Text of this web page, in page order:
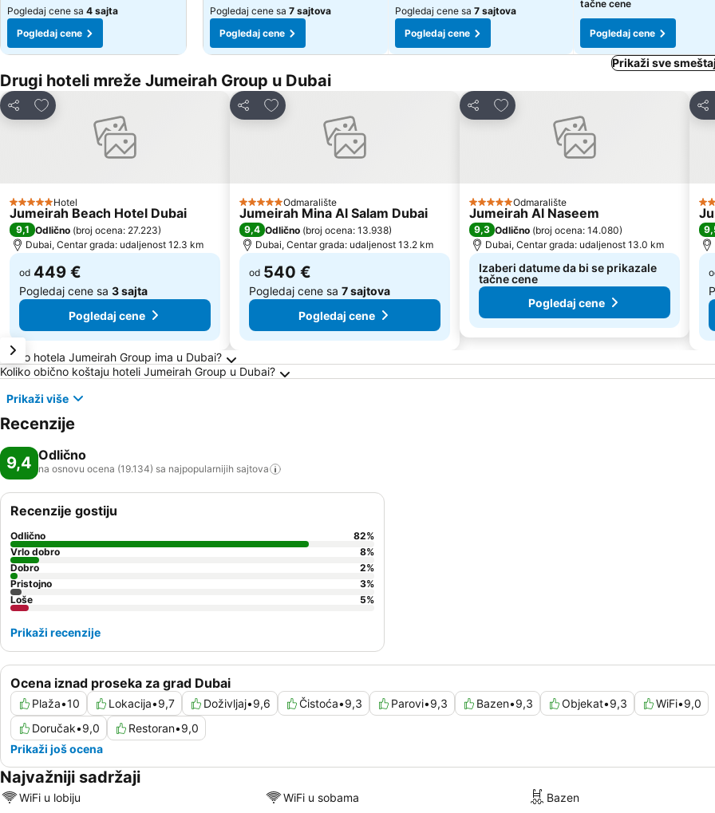
Pogledaj cene sa 4 sajta
Pogledaj cene
Pogledaj cene sa 7 sajtova
Pogledaj cene
Pogledaj cene sa 7 sajtova
Pogledaj cene
tačne cene
Pogledaj cene
Prikaži sve
Drugi hoteli mreže Jumeirah Group u Dubai
Deli
Dodati u favorite
5 Zvezdice
Hotel
Jumeirah Beach Hotel Dubai
9,1 Odlično (broj ocena: 27.223)
Dubai, Centar grada: udaljenost 12.3 km
od 449 €
Pogledaj cene sa 3 sajta
Pogledaj cene
Deli
Dodati u favorite
5 ZvezdiceOdmaralište
Jumeirah Mina Al Salam Dubai
9,4 Odlično (broj ocena: 13.938)
Dubai, Centar grada: udaljenost 13.2 km
od 540 €
Pogledaj cene sa 7 sajtova
Pogledaj cene
Deli
Dodati u favorite
5 ZvezdiceOdmaralište
Jumeirah Al Naseem
9,3 Odlično (broj ocena: 14.080)
Dubai, Centar grada: udaljenost 13.0 km
Izaberi datume da bi se prikazale
tačne cene
Pogledaj cene
Deli
5
Frequently Asked Questions about Dubai
Koliko hotela Jumeirah Group ima u Dubai?
Koliko obično koštaju hoteli Jumeirah Group u Dubai?
Prikaži više
Recenzije
9,4 Odlično
na osnovu ocena (19.134) sa najpopularnijih sajtova
Ocena iznad proseka za grad Dubai
Plaža•10 Lokacija•9,7 Doživljaj•9,6 Čistoća•9,3 Parovi•9,3 Bazen•9,3 Objekat•9,3 WiFi•9,0
Doručak•9,0 Restoran•9,0
Prikaži još ocena
Recenzije gostiju
Odlično 82%
Vrlo dobro
8%
Dobro
2%
Pristojno
3%
Loše
5%
Prikaži recenzije
Najvažniji sadržaji
WiFi u lobiju WiFi u sobama Bazen